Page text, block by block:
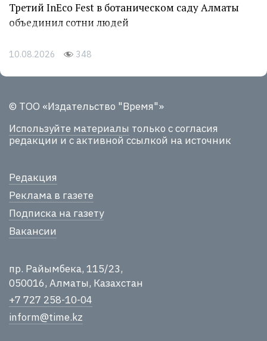
Третий InEco Fest в ботаническом саду Алматы
объединил сотни людей
10.08.2026 348
© ТОО «Издательство "Время"»
Используйте материалы только с согласия
редакции и с активной ссылкой на источник
Редакция
Реклама в газете
Подписка на газету
Вакансии
пр. Райымбека, 115/23,
050016, Алматы, Казахстан
+7 727 258-10-04
inform@time.kz